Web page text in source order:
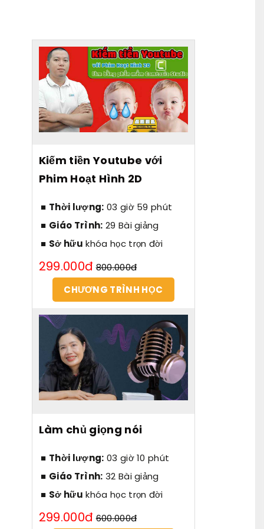
Kiếm tiền Youtube với
Phim Hoạt Hình 2D
Thời lượng: 03 giờ 59 phút
Giáo Trình: 29 Bài giảng
Sở hữu khóa học trọn đời
299.000đ 800.000đ
CHƯƠNG TRÌNH HỌC
Làm chủ giọng nói
Thời lượng: 03 giờ 10 phút
Giáo Trình: 32 Bài giảng
Sở hữu khóa học trọn đời
299.000đ 600.000đ